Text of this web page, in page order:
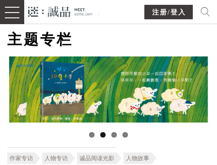
注册/登入
主题专栏
作家专访 人物专访 诚品阅读光影 人物故事